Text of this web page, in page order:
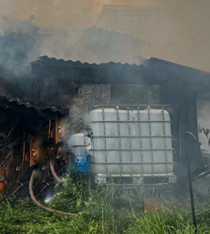
4 октября
Штурмовик
Коробов после